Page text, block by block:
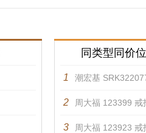
同类型同价
1 潮宏基
2 周大福 123399 戒
3 周大福 123923 戒